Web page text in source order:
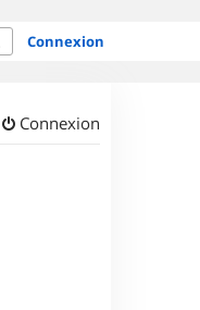
Connexion
Connexion